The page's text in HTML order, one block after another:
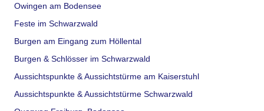
Owingen am Bodensee
Feste im Schwarzwald
Burgen am Eingang zum Höllental
Burgen & Schlösser im Schwarzwald
Aussichtspunkte & Aussichtstürme am Kaiserstuhl
Aussichtspunkte & Aussichtstürme Schwarzwald